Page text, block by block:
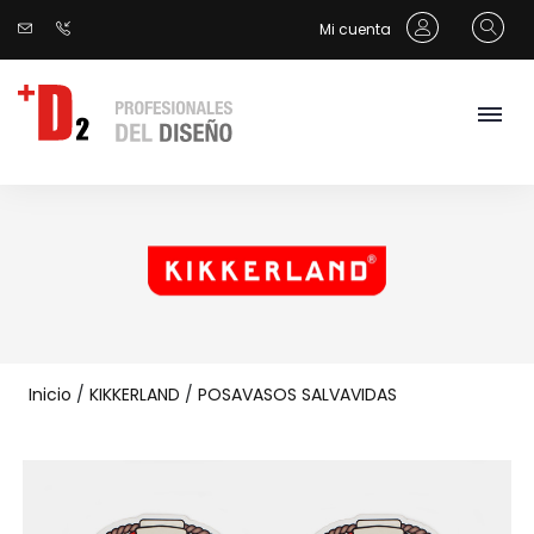
Mi cuenta
Inicio / KIKKERLAND / POSAVASOS SALVAVIDAS